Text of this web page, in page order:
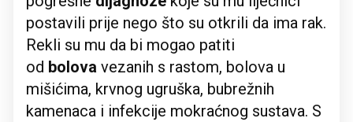
postavili prije nego što su otkrili da ima rak.
Rekli su mu da bi mogao patiti
od bolova vezanih s rastom, bolova u
mišićima, krvnog ugruška, bubrežnih
kamenaca i infekcije mokraćnog sustava. S